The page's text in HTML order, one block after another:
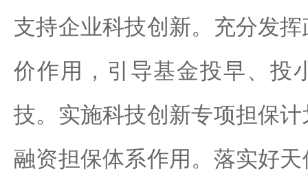
支持企业科技创新。充分发
价作用，引导基金投早、投
技。实施科技创新专项担保
融资担保体系作用。落实好